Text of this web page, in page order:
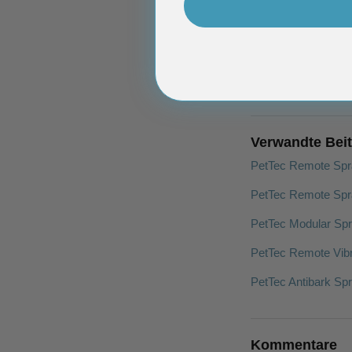
Verwandte
PetTec Remote
PetTec Remote
PetTec Modular
PetTec Remote
PetTec Antibark
Kommentare